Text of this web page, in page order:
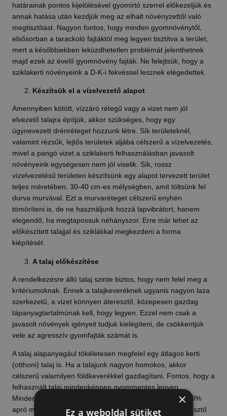
határainak pontos kijelölésével gyomirtó szerrel előkezeljük és
annak hatása után kezdjük meg az elhalt növényzettől való
megtisztítást. Nagyon fontos, hogy minden gyomnövénytől,
elsősorban a tarackoló fajtáktól meg legyen tisztítva a terület,
mert a későbbiekben leküzdhetetlen problémát jelenthetnek
majd ezek az évelő gyomnövény fajták. Ne felejtsük, hogy a
sziklakerti növényeink a D-K-i fekvéssel lesznek elégedettek.
Készítsük el a vízelvezető alapot
Amennyiben kötött, vízzáró rétegű vagy a vizet nem jól
elvezető talajra építjük, akkor szükséges, hogy egy
úgynevezett drénréteget hozzunk létre. Sík területeknél,
valamint rézsűk, lejtős területek aljába célszerű a vízelvezetés,
mivel a pangó vizet a sziklakerti felhasználásban javasolt
növényeink egységesen nem jól viselik. Sík, rossz
vízelvezetésű területen készítsünk egy alapot tervezett terület
teljes méretében, 30-40 cm-es mélységben, amit töltsünk fel
durva murvával. Ezt a murvaréteget célszerű enyhén
tömöríteni is, de ne használjunk hozzá lapvibrátort, hanem
elegendő, ha megtapossuk néhányszor. Erre már lehet az
előkészített talajjal és sziklákkal megkezdeni a forma
kiépítését.
A talaj előkészítése
A rendelkezésre álló talaj szinte biztos, hogy nem felel meg a
kritériumoknak. Ennek a talajkeveréknek ugyanis nagyon laza
szerkezetű, a vizet könnyen áteresztő, közepesen gazdag
tápanyagtartalmúnak kell, hogy legyen. Ezzel nem csak a
javasolt növények igényeit tudjuk kielégíteni, de csökkentjük
vele az agresszív gyomfajták számát is.
A talaj alapanyagául tökéletesen megfelel egy átlagos kerti
(otthoni) talaj is. Ha a talajunk nagyon homokos, akkor
célszerű valamilyen földkeverékkel gazdagítani. Fontos, hogy a
felhasznált talaj mindenképpen gyommentes legyen.
Mindenképpen szükséges lesz azonban hozzákeverni 50%
apró murvát! Ez fogja kialakítani a kapott talaj jó vízáteresztő
×
Ez a weboldal sütiket